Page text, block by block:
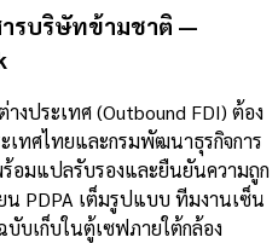
ารบริษัทข้ามชาติ —
งประเทศ (Outbound FDI) ต้อง
เทศไทยและกรมพัฒนาธุรกิจการ
อมแปลรับรองและยืนยันความถูก
น PDPA เต็มรูปแบบ ทีมงานเซ็น
บับเก็บในตู้เซฟภายใต้กล้อง